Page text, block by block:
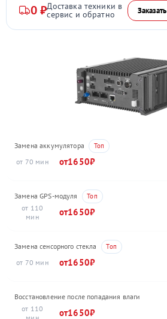
0 ₽Доставка техники в
сервис и обратно Заказать
Замена аккумулятора
70
1650
Замена GPS-модуля
110
1650
Замена сенсорного стекла
70
1650
Восстановление после попадания влаги
110
1650